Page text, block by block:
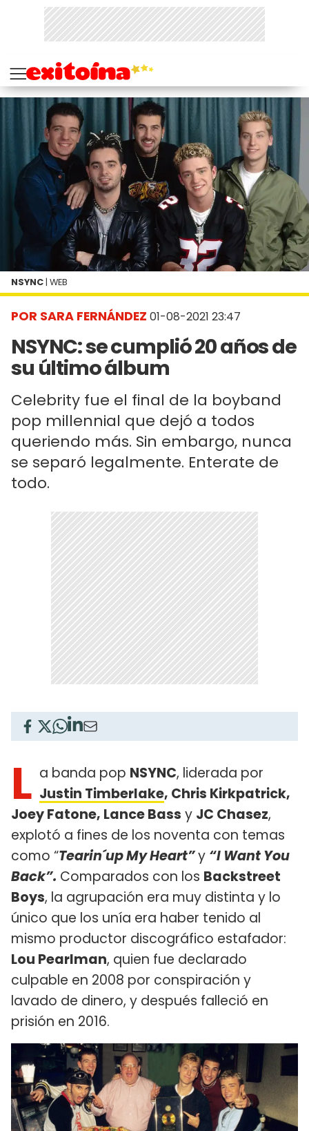
POR SARA FERNÁNDEZ 01-08-2021 23:47
NSYNC: se cumplió 20 años de
su último álbum
Celebrity fue el final de la boyband
pop millennial que dejó a todos
queriendo más. Sin embargo, nunca
se separó legalmente. Enterate de
todo.
NSYNC | WEB
L a banda pop NSYNC, liderada por
Justin Timberlake, Chris Kirkpatrick,
Joey Fatone, Lance Bass y JC Chasez,
explotó a fines de los noventa con temas
como “Tearin´up My Heart”y “I Want You
Back”. Comparados con los Backstreet
Boys, la agrupación era muy distinta y lo
único que los unía era haber tenido al
mismo productor discográfico estafador:
Lou Pearlman, quien fue declarado
culpable en 2008 por conspiración y
lavado de dinero, y después falleció en
prisión en 2016.